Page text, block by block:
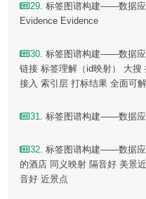
29. 标签图谱构建——数据应
Evidence Evidence
30. 标签图谱构建——数据应
链接 标签理解（id映射） 大
接入 索引层 打标结果 全面可
31. 标签图谱构建——数据
32. 标签图谱构建——数据应
的酒店 同义映射 隔音好 美景
音好 近景点